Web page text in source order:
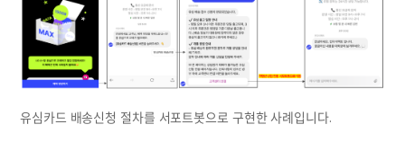
유심카드 배송신청 절차를 서포트봇으로 구현한 사례입니다.